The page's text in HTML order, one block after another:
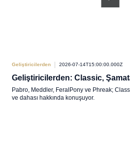
Geliştiricilerden 2026-07-14T15:00:00.000Z
Geliştiricilerden: Classic,
Pabro, Meddler, FeralPony ve Phreak;
ve dahası hakkında konuşuyor.